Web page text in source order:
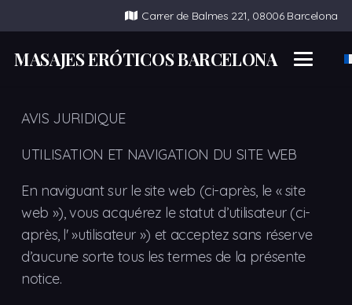
Carrer de Balmes 221, 08006 Barcelona
MASAJES ERÓTICOS BARCELONA
AVIS JURIDIQUE
UTILISATION ET NAVIGATION DU SITE WEB
En naviguant sur le site web (ci-après, le « site
web »), vous acquérez le statut d’utilisateur (ci-
après, l' »utilisateur ») et acceptez sans réserve
d’aucune sorte tous les termes de la présente
notice.